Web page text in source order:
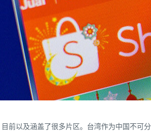
前以及涵盖了很多片区。台湾作为中国不